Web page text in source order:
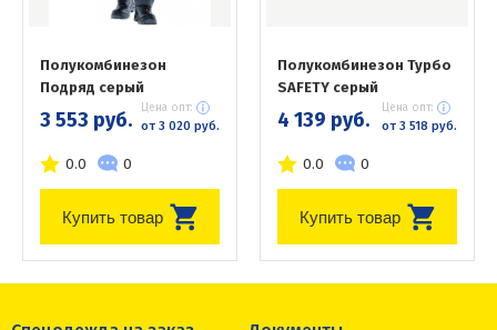
Полукомбинезон
Подряд серый
3 553 руб. Цена опт:
от 3 020 руб.
0.0 0
Купить товар
Полукомбинезон Турбо
SAFETY серый
4 139 руб. Цена опт:
от 3 518 руб.
0.0 0
Купить товар